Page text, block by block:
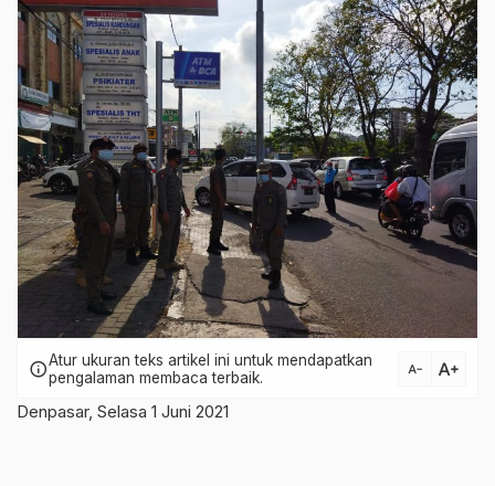
infoAtur ukuran teks artikel ini untuk mendapatkan
pengalaman membaca terbaik.
text_decrease text_increase
Denpasar, Selasa 1 Juni 2021